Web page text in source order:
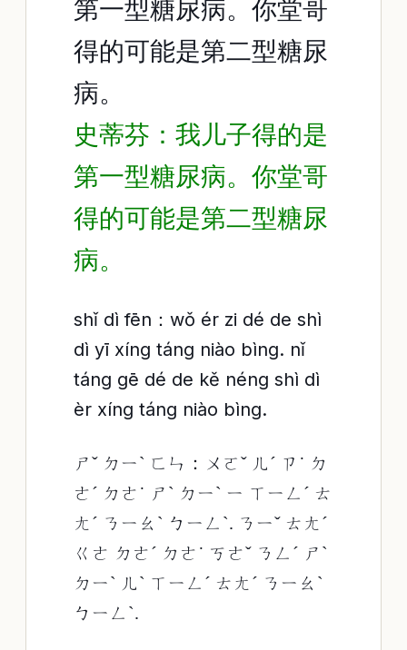
第一型糖尿病。你堂哥
得的可能是第二型糖尿
病。
史蒂芬：我儿子得的是
第一型糖尿病。你堂哥
得的可能是第二型糖尿
病。
shǐ dì fēn：wǒ ér zi dé de shì
dì yī xíng táng niào bìng. nǐ
táng gē dé de kě néng shì dì
èr xíng táng niào bìng.
ㄕˇ ㄉㄧˋ ㄈㄣ：ㄨㄛˇ ㄦˊ ㄗ˙ ㄉ
ㄜˊ ㄉㄜ˙ ㄕˋ ㄉㄧˋ ㄧ ㄒㄧㄥˊ ㄊ
ㄤˊ ㄋㄧㄠˋ ㄅㄧㄥˋ. ㄋㄧˇ ㄊㄤˊ
ㄍㄜ ㄉㄜˊ ㄉㄜ˙ ㄎㄜˇ ㄋㄥˊ ㄕˋ
ㄉㄧˋ ㄦˋ ㄒㄧㄥˊ ㄊㄤˊ ㄋㄧㄠˋ
ㄅㄧㄥˋ.